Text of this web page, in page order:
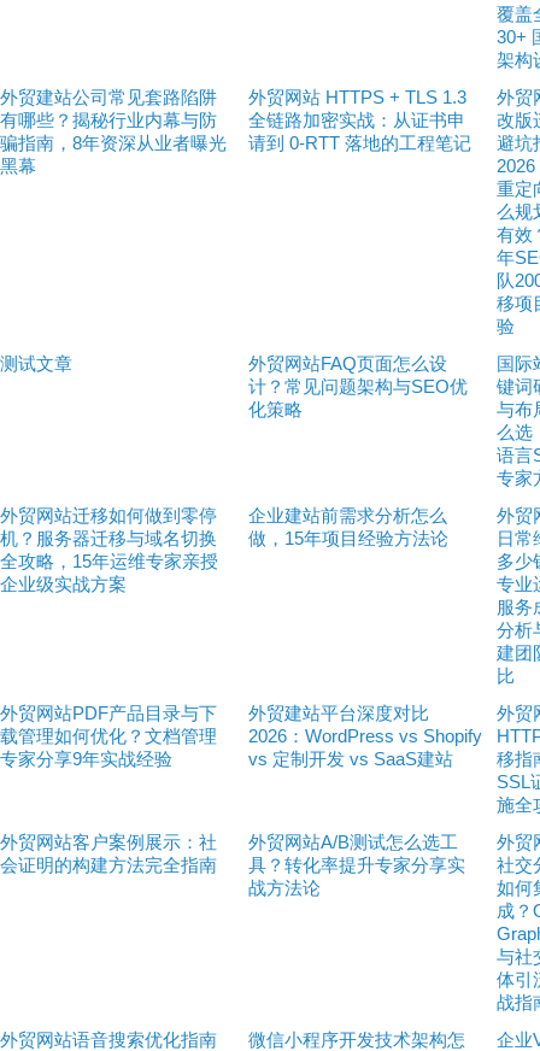
覆盖
30+
架构
外贸建站公司常见套路陷阱
有哪些？揭秘行业内幕与防
骗指南，8年资深从业者曝光
黑幕
外贸网站 HTTPS + TLS 1.3
全链路加密实战：从证书申
请到 0-RTT 落地的工程笔记
外贸
改版
避坑
重定
么规
有效
年
队
移项
验
测试文章
外贸网站FAQ页面怎么设
计？常见问题架构与SEO优
化策略
国际
键词
与布
么选
语言
专家
外贸网站迁移如何做到零停
机？服务器迁移与域名切换
全攻略，15年运维专家亲授
企业级实战方案
企业建站前需求分析怎么
做，15年项目经验方法论
外贸
日常
多少
专业
服务
分析
建团
比
外贸网站PDF产品目录与下
载管理如何优化？文档管理
专家分享9年实战经验
外贸建站平台深度对比
2026：WordPress vs Shopify
vs 定制开发 vs SaaS建站
外贸
移指
SSL
施全
外贸网站客户案例展示：社
会证明的构建方法完全指南
外贸网站A/B测试怎么选工
具？转化率提升专家分享实
战方法论
外贸
社交
如何
成？
与社
体引
战指
外贸网站语音搜索优化指南
微信小程序开发技术架构怎
企业